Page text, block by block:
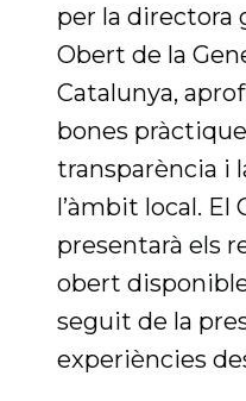
per la directora
Obert de la
Catalunya,
bones
transparència i
l’àmbit local. El
presentarà els
obert
seguit de la
experiències